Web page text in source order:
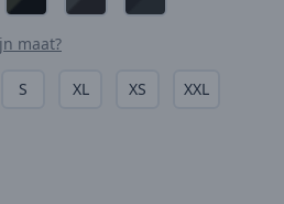
maat?
S XL XS XXL